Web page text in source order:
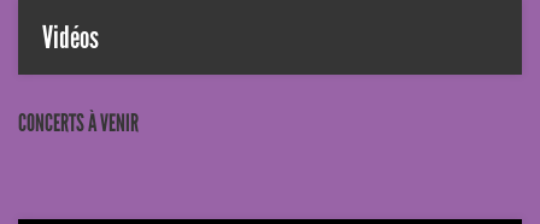
Vidéos
CONCERTS À VENIR